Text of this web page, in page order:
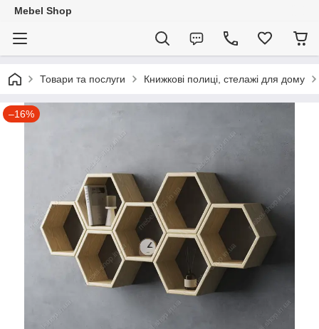
Mebel Shop
Товари та послуги Книжкові полиці, стелажі для дому
–16%